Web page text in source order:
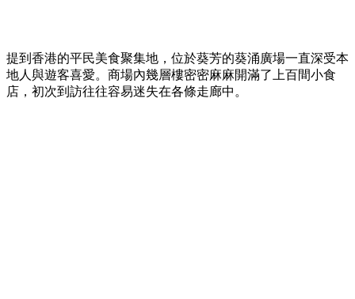
提到香港的平民美食聚集地，位於葵芳的葵涌廣場一直深受本
地人與遊客喜愛。商場內幾層樓密密麻麻開滿了上百間小食
店，初次到訪往往容易迷失在各條走廊中。